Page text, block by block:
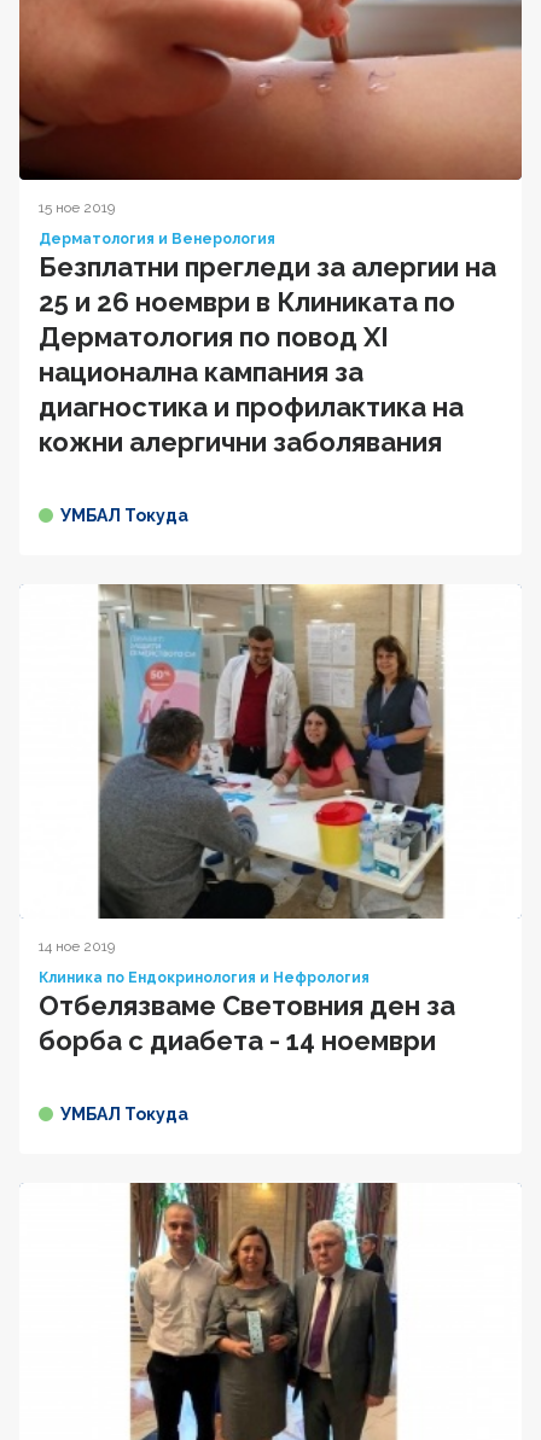
15 ное 2019
Дерматология и Венерология
Безплатни прегледи за алергии на
25 и 26 ноември в Клиниката по
Дерматология по повод XI
национална кампания за
диагностика и профилактика на
кожни алергични заболявания
УМБАЛ Токуда
14 ное 2019
Клиника по Ендокринология и Нефрология
Oтбелязваме Световния ден за
борба с диабета - 14 ноември
УМБАЛ Токуда